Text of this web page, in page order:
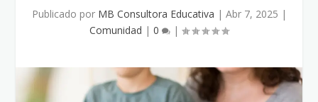
Publicado por MB Consultora Educativa | Abr 7, 2025 |
Comunidad | 0 |